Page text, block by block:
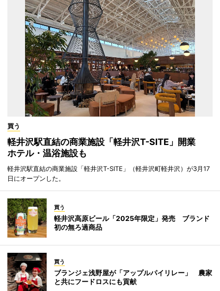
買う
軽井沢駅直結の商業施設「軽井沢T-SITE」開業
ホテル・温浴施設も
軽井沢駅直結の商業施設「軽井沢T-SITE」（軽井沢町軽井沢）が3月17
日にオープンした。
買う
軽井沢高原ビール「2025年限定」発売 ブランド
初の無ろ過商品
買う
ブランジェ浅野屋が「アップルパイリレー」 農家
と共にフードロスにも貢献